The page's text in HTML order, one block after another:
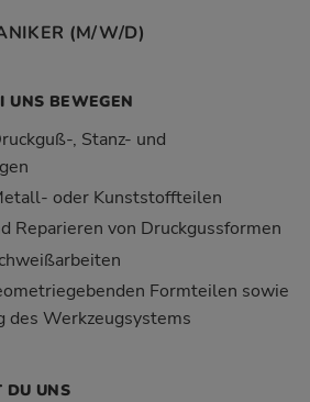
(M/W/D)
UNS BEWEGEN
, Stanz- und
oder Kunststoffteilen
Reparieren von Druckgussformen
Formteilen sowie
des Werkzeugsystems
DU UNS